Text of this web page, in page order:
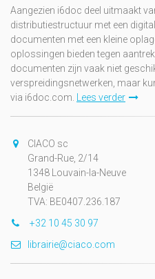
Aangezien i6doc deel uitmaakt
distributiestructuur met een
documenten met een kleine
oplossingen bieden tegen
documenten zijn vaak niet
verspreidingsnetwerken, maar
via i6doc.com. Lees verder
CIACO sc
Grand-Rue, 2/14
1348 Louvain-la-Neuve
België
TVA: BE0407.236.187
+32 10 45 30 97
librairie@ciaco.com